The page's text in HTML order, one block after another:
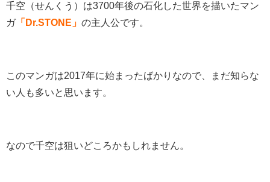
千空（せんくう）は3700年後の石化した世界を描いたマン
ガ「Dr.STONE」 の主人公です。
このマンガは2017年に始まったばかりなので、まだ知らな
い人も多いと思います。
なので千空は狙いどころかもしれません。